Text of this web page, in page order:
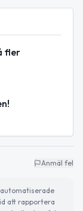
fler
Anmäl fel
att rapportera